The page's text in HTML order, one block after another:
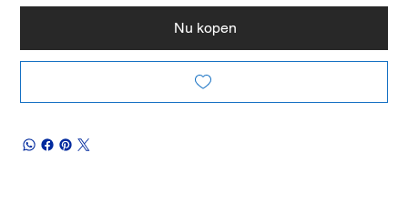
Nu kopen